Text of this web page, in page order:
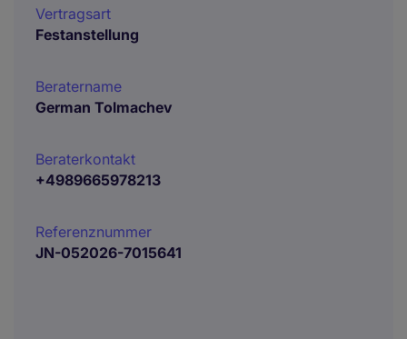
Vertragsart
Festanstellung
Beratername
German Tolmachev
Beraterkontakt
+4989665978213
Referenznummer
JN-052026-7015641